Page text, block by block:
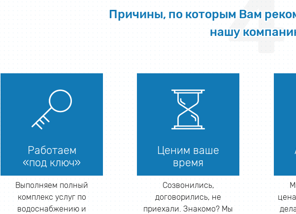
Причины, по которым Вам
нашу4
Работаем
«под ключ»
Выполняем полный
комплекс услуг по
водоснабжению и
Ценим ваше
время
Созвонились,
договорились, не
приехали. Знакомо? Мы